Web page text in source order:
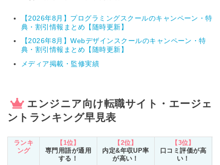
【2026年8月】プログラミングスクールのキャンペーン・特
典・割引情報まとめ【随時更新】
【2026年8月】Webデザインスクールのキャンペーン・特
典・割引情報まとめ【随時更新】
メディア掲載・監修実績
エンジニア向け転職サイト・エージェ
ントランキング早見表
ランキ
ング
【1位】
専門用語が通用
する！
【2位】
内定&年収UP率
が高い！
【3位】
口コミ評価が高
い！